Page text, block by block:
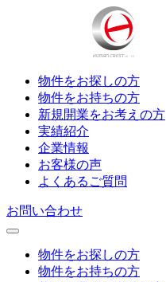
物件をお探しの方
物件をお持ちの方
新規開業をお考えの方
実績紹介
企業情報
お客様の声
よくあるご質問
お問い合わせ
物件をお探しの方
物件をお持ちの方